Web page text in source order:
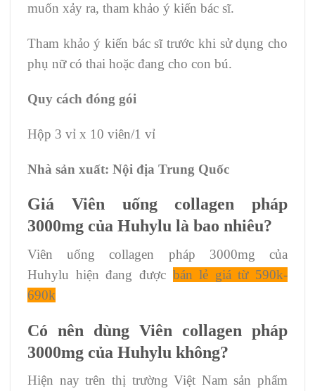
muốn xảy ra, tham khảo ý kiến bác sĩ.
Tham khảo ý kiến bác sĩ trước khi sử dụng cho
phụ nữ có thai hoặc đang cho con bú.
Quy cách đóng gói
Hộp 3 vỉ x 10 viên/1 vỉ
Nhà sản xuất: Nội địa Trung Quốc
Giá Viên uống collagen pháp
3000mg của Huhylu là bao nhiêu?
Viên uống collagen pháp 3000mg của
Huhylu hiện đang được bán lẻ giá từ 590k-
690k
Có nên dùng Viên collagen pháp
3000mg của Huhylu không?
Hiện nay trên thị trường Việt Nam sản phẩm